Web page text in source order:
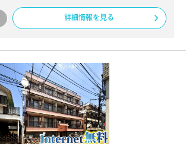
詳細情報を見る